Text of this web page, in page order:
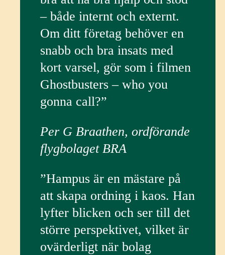
– både internt och externt.
Om ditt företag behöver en
snabb och bra insats med
kort varsel, gör som i filmen
Ghostbusters – who you
gonna call?”
Per G Braathen, ordförande
flygbolaget BRA
”Hampus är en mästare på
att skapa ordning i kaos. Han
lyfter blicken och ser till det
större perspektivet, vilket är
ovärderligt när bolag